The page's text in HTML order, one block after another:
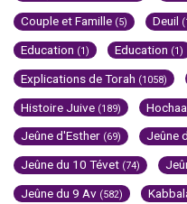
Couple et Famille (5) Deuil
Education (1) Education (1)
Explications de Torah (1058)
Histoire Juive (189)
Jeûne d'Esther (69) Jeûne
Jeûne du 10 Tévet (74)
Jeûne du 9 Av (582)